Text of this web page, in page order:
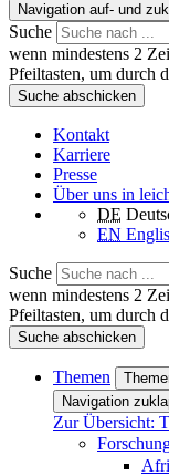
Navigation auf- und
Suche
wenn mindestens 2
Pfeiltasten, um durch
Suche abschicken
Kontakt
Karriere
Presse
Über uns in
DE
EN
Suche
wenn mindestens 2
Pfeiltasten, um durch
Suche abschicken
Themen
Navigation
Zur Übersicht: